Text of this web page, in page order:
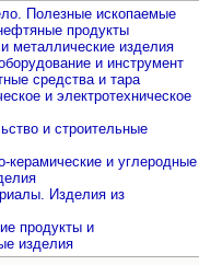
Полезные ископаемые
продукты
металлические изделия
и инструмент
средства и тара
и электротехническое
и строительные
керамические и углеродные
Изделия из
продукты и
изделия